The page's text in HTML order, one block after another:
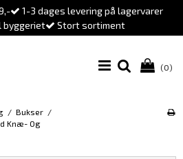
1-3 dages levering på lagervarer
byggeriet
Stort sortiment
(0)
/ Bukser /
Knæ- Og